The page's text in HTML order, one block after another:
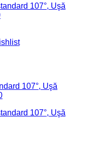
107°, Uşă